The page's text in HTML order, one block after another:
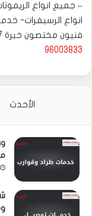
– جميع انواع
فنيون مختصون خبرة 17 عام في مجال الستلايت
96003833
الأحدث